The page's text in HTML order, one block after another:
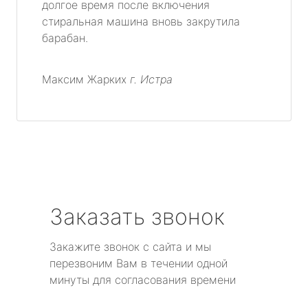
долгое время после включения
стиральная машина вновь закрутила
барабан.
Максим Жарких г. Истра
Заказать звонок
Закажите звонок с сайта и мы
перезвоним Вам в течении одной
минуты для согласования времени